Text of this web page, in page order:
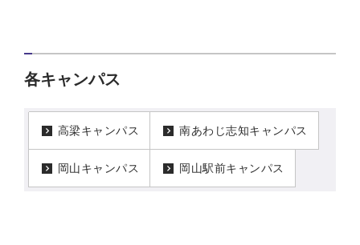
各キャンパス
高梁キャンパス 南あわじ志知キャンパス
岡山キャンパス 岡山駅前キャンパス